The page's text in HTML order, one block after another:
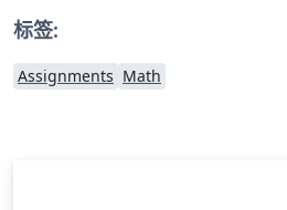
标签:
Assignments Math